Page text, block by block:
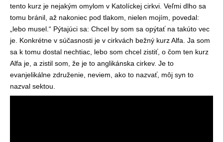
tento kurz je nejakým omylom v Katolíckej cirkvi. Veľmi dlho sa
tomu bránil, až nakoniec pod tlakom, nielen mojím, povedal:
„lebo musel.“ Pýtajúci sa: Chcel by som sa opýtať na takúto vec
je. Konkrétne v súčasnosti je v cirkvách bežný kurz Alfa. Ja som
sa k tomu dostal nechtiac, lebo som chcel zistiť, o čom ten kurz
Alfa je, a zistil som, že je to anglikánska cirkev. Je to
evanjelikálne združenie, neviem, ako to nazvať, môj syn to
nazval sektou.